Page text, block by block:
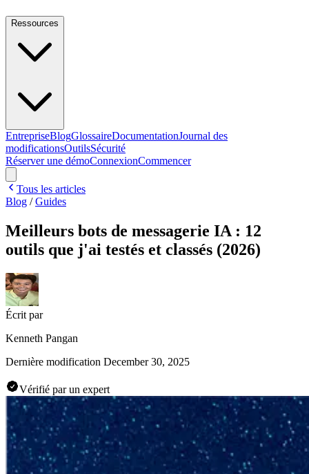
Ressources
EntrepriseBlogGlossaireDocumentationJournal des
modificationsOutilsSécurité
Réserver une démoConnexionCommencer
Tous les articles
Blog /Guides
Meilleurs bots de messagerie IA : 12
outils que j'ai testés et classés (2026)
Écrit par
Kenneth Pangan
Dernière modification December 30, 2025
Vérifié par un expert